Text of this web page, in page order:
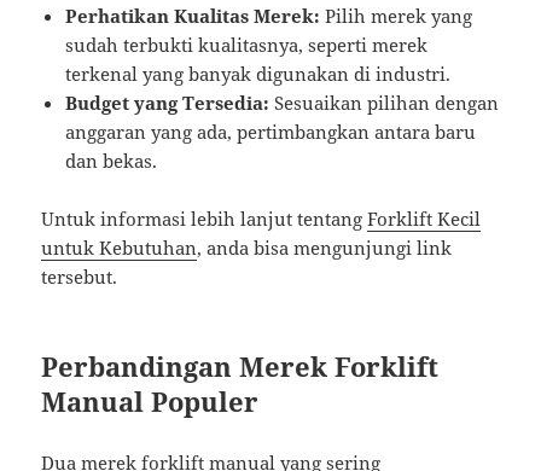
Perhatikan Kualitas Merek: Pilih merek yang
sudah terbukti kualitasnya, seperti merek
terkenal yang banyak digunakan di industri.
Budget yang Tersedia: Sesuaikan pilihan dengan
anggaran yang ada, pertimbangkan antara baru
dan bekas.
Untuk informasi lebih lanjut tentangForklift Kecil
untuk Kebutuhan, anda bisa mengunjungi link
tersebut.
Perbandingan Merek Forklift
Manual Populer
Dua merek forklift manual yang sering